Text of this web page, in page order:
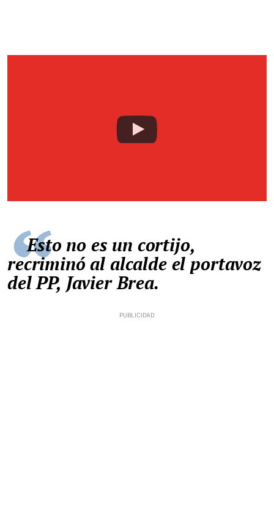
Esto no es un cortijo,
recriminó al alcalde el portavoz
del PP, Javier Brea.